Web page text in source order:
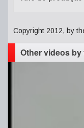
Copyright 2012, by
Other videos